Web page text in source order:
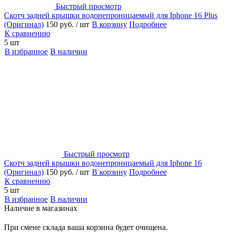
Быстрый просмотр
Скотч задней крышки водонепроницаемый для Iphone 16 Plus
(Оригинал) 150 руб. / шт В корзину Подробнее
К сравнению
5 шт
В избранное В наличии
Быстрый просмотр
Скотч задней крышки водонепроницаемый для Iphone 16
(Оригинал) 150 руб. / шт В корзину Подробнее
К сравнению
5 шт
В избранное В наличии
Наличие в магазинах
При смене склада ваша корзина будет очищена.